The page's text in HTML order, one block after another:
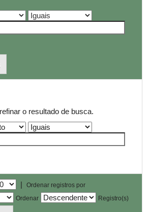
o resultado de busca.
|
Ordenar registros por
Ordenar
Registro(s)